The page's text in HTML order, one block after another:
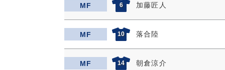
MF 6 加藤匠人
MF 10 落合陸
MF 14 朝倉涼介